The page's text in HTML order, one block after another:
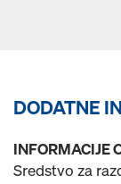
DODATNE
INFORMACIJE
Sredstvo za